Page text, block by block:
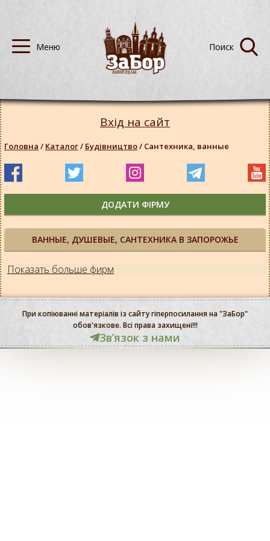
ВАННЫЕ, ДУШЕВЫЕ, САНТЕХНИКА В ЗАПОРОЖЬЕ
Показать больше фирм
Вхід на сайт
Головна / Каталог/ Будівництво/ Сантехника, ванные
ДОДАТИ ФІРМУ
При копіюванні матеріалів із сайту гіперпосилання на "ЗаБор"
обов'язкове. Всі права захищені!!!
Звʼязок з нами